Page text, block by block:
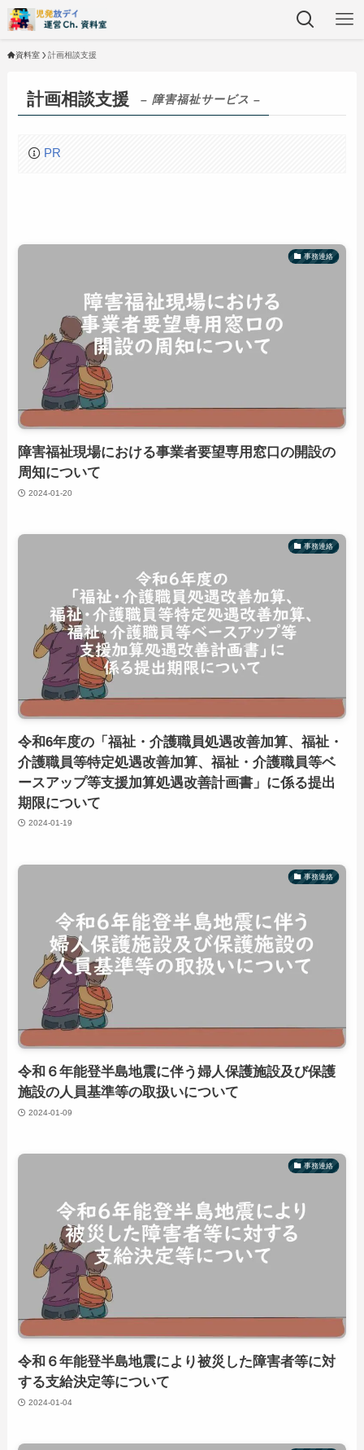
資料室 計画相談支援
計画相談支援 – 障害福祉サービス –
PR
事務連絡
障害福祉現場における事業者要望専用窓口の開設の
周知について
2024-01-20
事務連絡
令和6年度の「福祉・介護職員処遇改善加算、福祉・
介護職員等特定処遇改善加算、福祉・介護職員等ベ
ースアップ等支援加算処遇改善計画書」に係る提出
期限について
2024-01-19
事務連絡
令和６年能登半島地震に伴う婦人保護施設及び保護
施設の人員基準等の取扱いについて
2024-01-09
事務連絡
令和６年能登半島地震により被災した障害者等に対
する支給決定等について
2024-01-04